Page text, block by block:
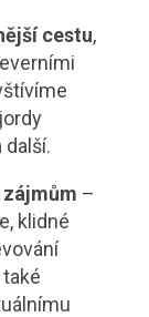
cestu,
–
klidné